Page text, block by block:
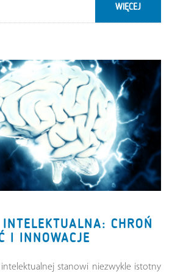
WIĘCEJ
CHROŃ
I INNOWACJE
intelektualnej stanowi niezwykle istotny